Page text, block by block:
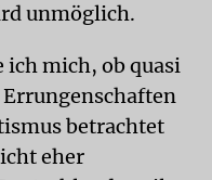
unmöglich.
ich mich, ob quasi
betrachtet
eher